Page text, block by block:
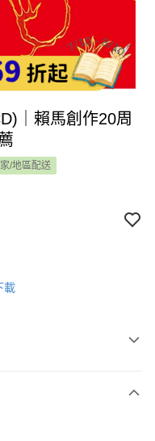
｜賴馬創作20周
/地區配送
載